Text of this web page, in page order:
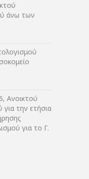
άνω των
Ανοικτού
για την ετήσια
για το Γ.